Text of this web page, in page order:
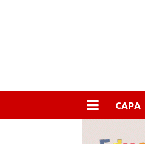
CAPA